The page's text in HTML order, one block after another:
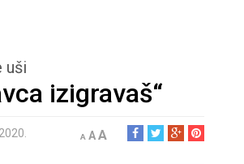
uši
izigravaš“
A AA